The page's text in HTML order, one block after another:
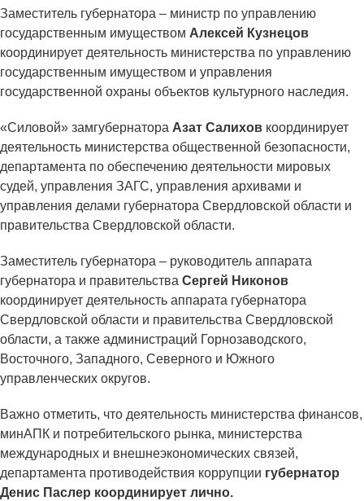
Заместитель губернатора – министр по управлению
государственным имуществом Алексей Кузнецов
координирует деятельность министерства по управлению
государственным имуществом и управления
государственной охраны объектов культурного наследия.
«Силовой» замгубернатора Азат Салихов координирует
деятельность министерства общественной безопасности,
департамента по обеспечению деятельности мировых
судей, управления ЗАГС, управления архивами и
управления делами губернатора Свердловской области и
правительства Свердловской области.
Заместитель губернатора – руководитель аппарата
губернатора и правительства Сергей Никонов
координирует деятельность аппарата губернатора
Свердловской области и правительства Свердловской
области, а также администраций Горнозаводского,
Восточного, Западного, Северного и Южного
управленческих округов.
Важно отметить, что деятельность министерства финансов,
минАПК и потребительского рынка, министерства
международных и внешнеэкономических связей,
департамента противодействия коррупции губернатор
Денис Паслер координирует лично.